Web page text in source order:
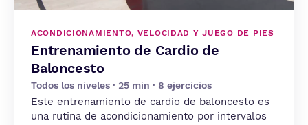
ACONDICIONAMIENTO, VELOCIDAD Y JUEGO DE PIES
Entrenamiento de Cardio de
Baloncesto
Todos los niveles · 25 min · 8 ejercicios
Este entrenamiento de cardio de baloncesto es
una rutina de acondicionamiento por intervalos